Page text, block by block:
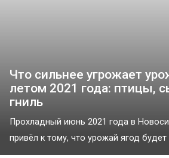
Что сильнее угрожает
летом 2021 года: птицы,
гниль
Прохладный июнь 2021 года в
привёл к тому, что урожай ягод будет